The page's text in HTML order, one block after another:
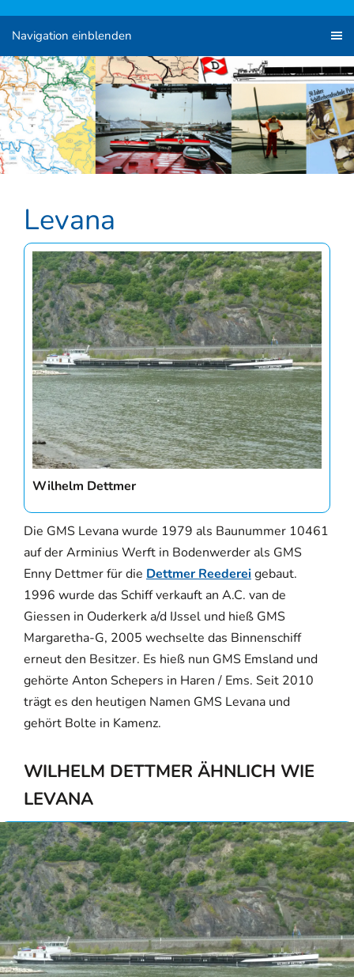
Navigation einblenden
Levana
Wilhelm Dettmer
Die GMS Levana wurde 1979 als Baunummer 10461
auf der Arminius Werft in Bodenwerder als GMS
Enny Dettmer für die Dettmer Reedereigebaut.
1996 wurde das Schiff verkauft an A.C. van de
Giessen in Ouderkerk a/d IJssel und hieß GMS
Margaretha-G, 2005 wechselte das Binnenschiff
erneut den Besitzer. Es hieß nun GMS Emsland und
gehörte Anton Schepers in Haren / Ems. Seit 2010
trägt es den heutigen Namen GMS Levana und
gehört Bolte in Kamenz.
WILHELM DETTMER ÄHNLICH WIE
LEVANA